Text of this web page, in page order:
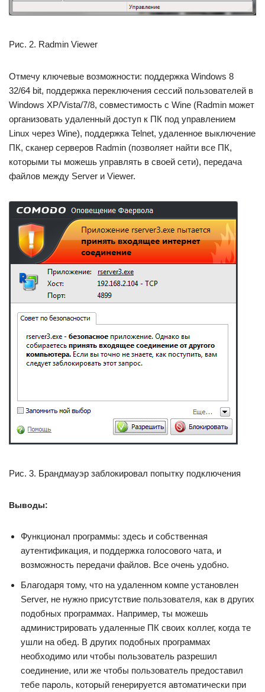
Рис. 2. Radmin Viewer
Отмечу ключевые возможности: поддержка Windows 8
32/64 bit, поддержка переключения сессий пользователей в
Windows XP/Vista/7/8, совместимость с Wine (Radmin может
организовать удаленный доступ к ПК под управлением
Linux через Wine), поддержка Telnet, удаленное выключение
ПК, сканер серверов Radmin (позволяет найти все ПК,
которыми ты можешь управлять в своей сети), передача
файлов между Server и Viewer.
Рис. 3. Брандмауэр заблокировал попытку подключения
Выводы:
Функционал программы: здесь и собственная
аутентификация, и поддержка голосового чата, и
возможность передачи файлов. Все очень удобно.
Благодаря тому, что на удаленном компе установлен
Server, не нужно присутствие пользователя, как в других
подобных программах. Например, ты можешь
администрировать удаленные ПК своих коллег, когда те
ушли на обед. В других подобных программах
необходимо или чтобы пользователь разрешил
соединение, или же чтобы пользователь предоставил
тебе пароль, который генерируется автоматически при